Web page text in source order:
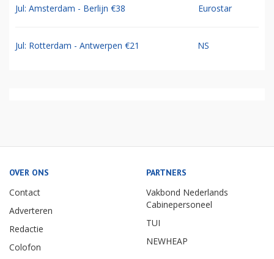
Jul: Amsterdam - Berlijn €38 Eurostar
Jul: Rotterdam - Antwerpen €21 NS
OVER ONS
Contact
Adverteren
Redactie
Colofon
PARTNERS
Vakbond Nederlands
Cabinepersoneel
TUI
NEWHEAP